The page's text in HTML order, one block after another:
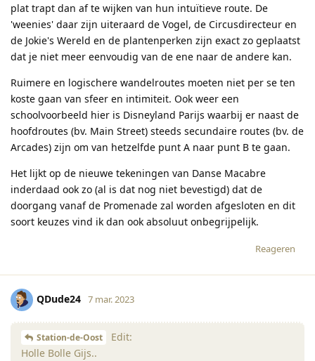
plat trapt dan af te wijken van hun intuïtieve route. De
'weenies' daar zijn uiteraard de Vogel, de Circusdirecteur en
de Jokie's Wereld en de plantenperken zijn exact zo geplaatst
dat je niet meer eenvoudig van de ene naar de andere kan.
Ruimere en logischere wandelroutes moeten niet per se ten
koste gaan van sfeer en intimiteit. Ook weer een
schoolvoorbeeld hier is Disneyland Parijs waarbij er naast de
hoofdroutes (bv. Main Street) steeds secundaire routes (bv. de
Arcades) zijn om van hetzelfde punt A naar punt B te gaan.
Het lijkt op de nieuwe tekeningen van Danse Macabre
inderdaad ook zo (al is dat nog niet bevestigd) dat de
doorgang vanaf de Promenade zal worden afgesloten en dit
soort keuzes vind ik dan ook absoluut onbegrijpelijk.
Reageren
QDude24 7 mar. 2023
Station-de-Oost
Edit:
Holle Bolle Gijs..